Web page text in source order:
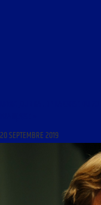
20 SEPTEMBRE 2019